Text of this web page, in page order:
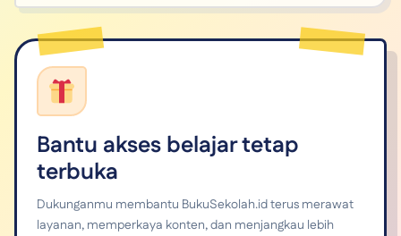
Bantu akses belajar tetap
terbuka
Dukunganmu membantu BukuSekolah.id terus merawat
layanan, memperkaya konten, dan menjangkau lebih